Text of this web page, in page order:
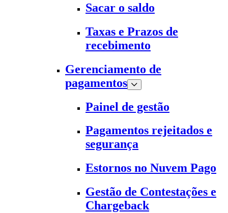
Sacar o saldo
Taxas e Prazos de
recebimento
Gerenciamento de
pagamentos
Painel de gestão
Pagamentos rejeitados e
segurança
Estornos no Nuvem Pago
Gestão de Contestações e
Chargeback